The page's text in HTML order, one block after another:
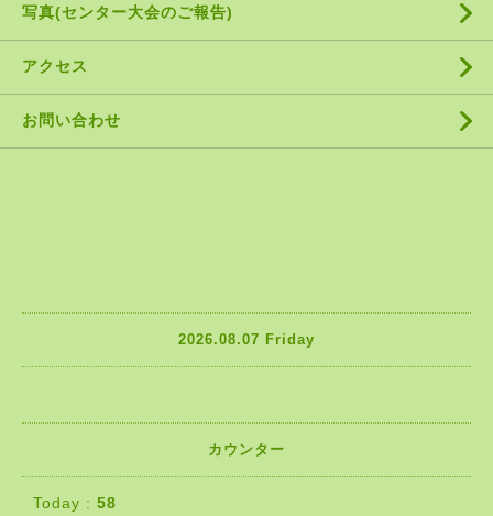
写真(センター大会のご報告)
アクセス
お問い合わせ
2026.08.07 Friday
カウンター
Today : 58